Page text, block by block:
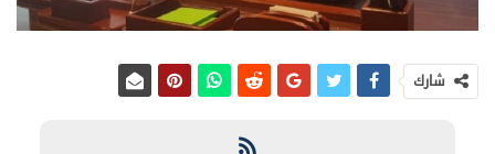
شارك